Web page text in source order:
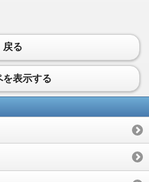
戻る
を表示する